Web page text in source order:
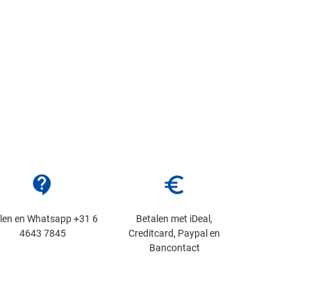
contact_support
en Whatsapp +31 6
4643 7845
euro_symbol
Betalen met iDeal,
Creditcard, Paypal en
Bancontact